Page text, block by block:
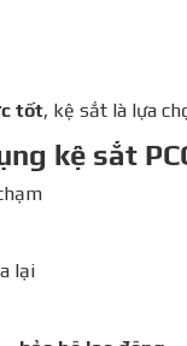
tốt, kệ sắt là lựa
kệ sắt
lại